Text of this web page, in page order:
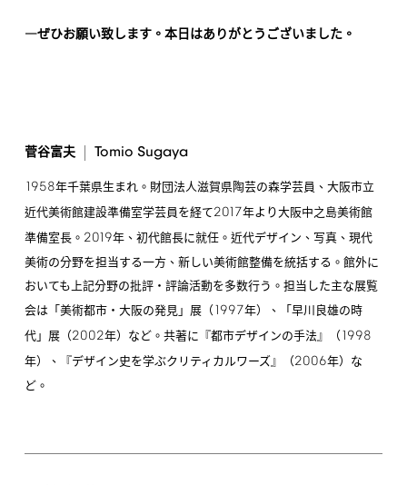
―ぜひお願い致します。本日はありがとうございました。
菅谷富夫 Tomio Sugaya
1958年千葉県生まれ。財団法人滋賀県陶芸の森学芸員、大阪市立
近代美術館建設準備室学芸員を経て2017年より大阪中之島美術館
準備室長。 2019年、初代館長に就任。近代デザイン、写真、現代
美術の分野を担当する一方、新しい美術館整備を統括する。館外に
おいても上記分野の批評・評論活動を多数行う。担当した主な展覧
会は「美術都市・大阪の発見」展（1997年）、「早川良雄の時
代」展（2002年）など。共著に『都市デザインの手法』（1998
年）、『デザイン史を学ぶクリティカルワーズ』（2006年）な
ど。